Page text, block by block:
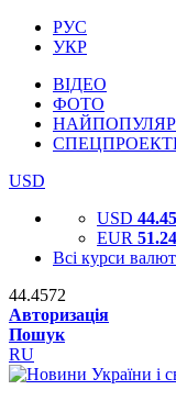
РУС
УКР
ВІДЕО
ФОТО
USD
USD
EUR
Всі курси валют
44.4572
Авторизація
Пошук
RU